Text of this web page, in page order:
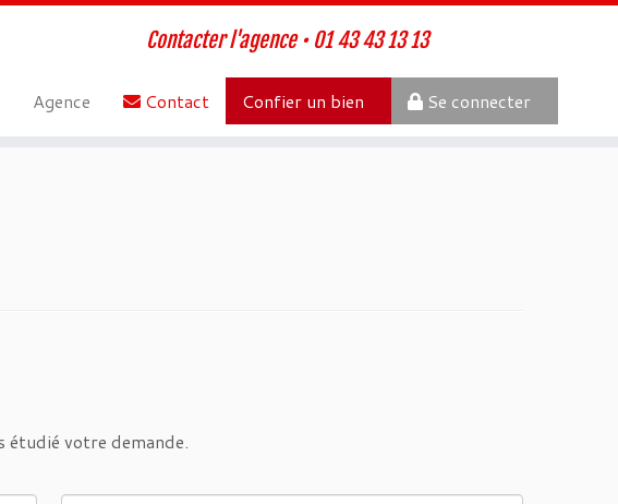
Contacter l'agence • 01 43 43 13 13
Agence Contact Confier un bien Se connecter
étudié votre demande.